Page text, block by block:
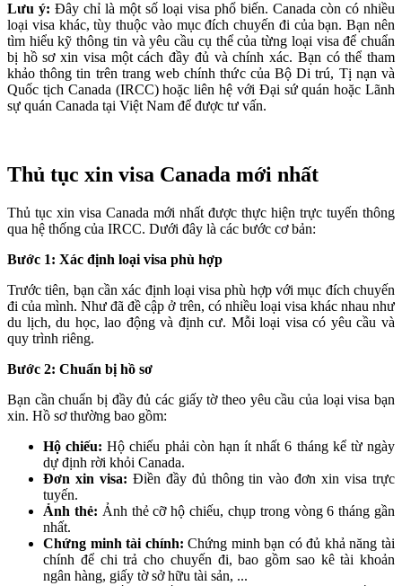
Lưu ý: Đây chỉ là một số loại visa phổ biến. Canada còn có nhiều
loại visa khác, tùy thuộc vào mục đích chuyến đi của bạn. Bạn nên
tìm hiểu kỹ thông tin và yêu cầu cụ thể của từng loại visa để chuẩn
bị hồ sơ xin visa một cách đầy đủ và chính xác. Bạn có thể tham
khảo thông tin trên trang web chính thức của Bộ Di trú, Tị nạn và
Quốc tịch Canada (IRCC) hoặc liên hệ với Đại sứ quán hoặc Lãnh
sự quán Canada tại Việt Nam để được tư vấn.
Thủ tục xin visa Canada mới nhất
Thủ tục xin visa Canada mới nhất được thực hiện trực tuyến thông
qua hệ thống của IRCC. Dưới đây là các bước cơ bản:
Bước 1: Xác định loại visa phù hợp
Trước tiên, bạn cần xác định loại visa phù hợp với mục đích chuyến
đi của mình. Như đã đề cập ở trên, có nhiều loại visa khác nhau như
du lịch, du học, lao động và định cư. Mỗi loại visa có yêu cầu và
quy trình riêng.
Bước 2: Chuẩn bị hồ sơ
Bạn cần chuẩn bị đầy đủ các giấy tờ theo yêu cầu của loại visa bạn
xin. Hồ sơ thường bao gồm:
Hộ chiếu: Hộ chiếu phải còn hạn ít nhất 6 tháng kể từ ngày
dự định rời khỏi Canada.
Đơn xin visa: Điền đầy đủ thông tin vào đơn xin visa trực
tuyến.
Ảnh thẻ: Ảnh thẻ cỡ hộ chiếu, chụp trong vòng 6 tháng gần
nhất.
Chứng minh tài chính: Chứng minh bạn có đủ khả năng tài
chính để chi trả cho chuyến đi, bao gồm sao kê tài khoản
ngân hàng, giấy tờ sở hữu tài sản, ...